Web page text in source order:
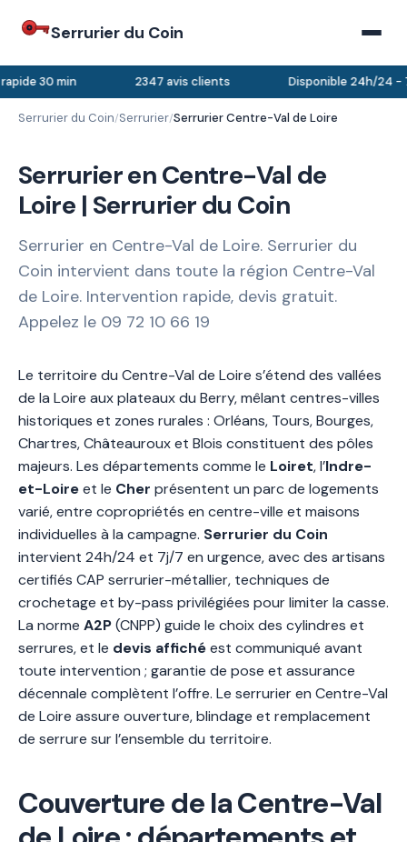
Serrurier du Coin
30 min 2347 avis clients Disponible 24h/24 -
Serrurier du Coin/Serrurier/Serrurier Centre-Val de Loire
Serrurier en Centre-Val de
Loire | Serrurier du Coin
Serrurier en Centre-Val de Loire. Serrurier du
Coin intervient dans toute la région Centre-Val
de Loire. Intervention rapide, devis gratuit.
Appelez le 09 72 10 66 19
Le territoire du Centre-Val de Loire s’étend des vallées
de la Loire aux plateaux du Berry, mêlant centres-villes
historiques et zones rurales : Orléans, Tours, Bourges,
Chartres, Châteauroux et Blois constituent des pôles
majeurs. Les départements comme le Loiret, l’Indre-
et-Loireet le Cher présentent un parc de logements
varié, entre copropriétés en centre-ville et maisons
individuelles à la campagne. Serrurier du Coin
intervient 24h/24 et 7j/7 en urgence, avec des artisans
certifiés CAP serrurier-métallier, techniques de
crochetage et by-pass privilégiées pour limiter la casse.
La norme A2P(CNPP) guide le choix des cylindres et
serrures, et le devis affichéest communiqué avant
toute intervention ; garantie de pose et assurance
décennale complètent l’offre. Le serrurier en Centre-Val
de Loire assure ouverture, blindage et remplacement
de serrure sur l’ensemble du territoire.
Couverture de la Centre-Val